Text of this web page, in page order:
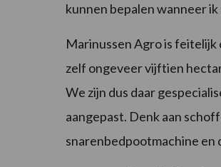
kunnen bepalen wanneer
Marinussen Agro is
zelf ongeveer vijftien
We zijn dus daar
aangepast. Denk aan
snarenbedpootmachine en